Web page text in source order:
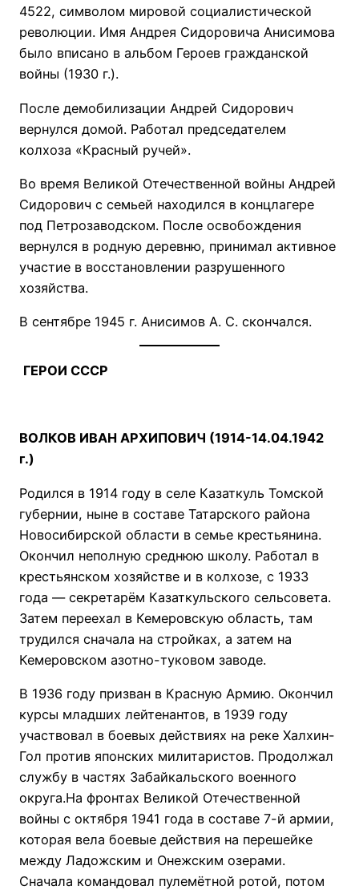
4522, символом мировой социалистической
революции. Имя Андрея Сидоровича Анисимова
было вписано в альбом Героев гражданской
войны (1930 г.).
После демобилизации Андрей Сидорович
вернулся домой. Работал председателем
колхоза «Красный ручей».
Во время Великой Отечественной войны Андрей
Сидорович с семьей находился в концлагере
под Петрозаводском. После освобождения
вернулся в родную деревню, принимал активное
участие в восстановлении разрушенного
хозяйства.
В сентябре 1945 г. Анисимов А. С. скончался.
ГЕРОИ СССР
ВОЛКОВ ИВАН АРХИПОВИЧ (1914-14.04.1942
г.)
Родился в 1914 году в селе Казаткуль Томской
губернии, ныне в составе Татарского района
Новосибирской области в семье крестьянина.
Окончил неполную среднюю школу. Работал в
крестьянском хозяйстве и в колхозе, с 1933
года — секретарём Казаткульского сельсовета.
Затем переехал в Кемеровскую область, там
трудился сначала на стройках, а затем на
Кемеровском азотно-туковом заводе.
В 1936 году призван в Красную Армию. Окончил
курсы младших лейтенантов, в 1939 году
участвовал в боевых действиях на реке Халхин-
Гол против японских милитаристов. Продолжал
службу в частях Забайкальского военного
округа.На фронтах Великой Отечественной
войны с октября 1941 года в составе 7-й армии,
которая вела боевые действия на перешейке
между Ладожским и Онежским озерами.
Сначала командовал пулемётной ротой, потом